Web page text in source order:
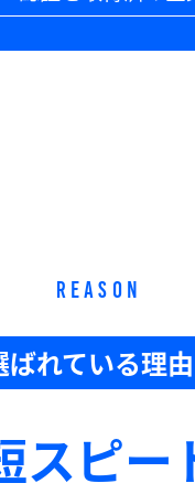
REASON
ばれている理
スピー